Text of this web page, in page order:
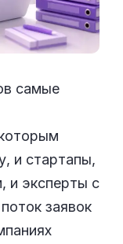
самые
и стартапы,
и эксперты с
заявок